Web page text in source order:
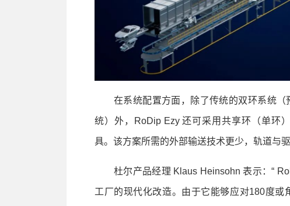
在系统配置方面，除了传统的双环系统（
统）外，RoDip Ezy 还可采用共享环（单环
具。该方案所需的外部输送技术更少，轨道与
杜尔产品经理 Klaus Heinsohn 表示：“
工厂的现代化改造。由于它能够应对180度